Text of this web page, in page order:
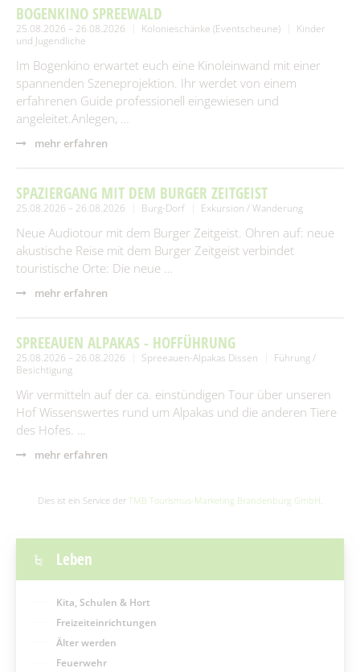
BOGENKINO SPREEWALD
25.08.2026 – 26.08.2026 Kolonieschänke (Eventscheune)
Kinder
und Jugendliche
Im Bogenkino erwartet euch eine Kinoleinwand mit einer
spannenden Szeneprojektion. Ihr werdet von einem
erfahrenen Guide professionell eingewiesen und
angeleitet.Anlegen, …
mehr erfahren
SPAZIERGANG MIT DEM BURGER ZEITGEIST
25.08.2026 – 26.08.2026 Burg-Dorf Exkursion / Wanderung
Neue Audiotour mit dem Burger Zeitgeist. Ohren auf: neue
akustische Reise mit dem Burger Zeitgeist verbindet
touristische Orte: Die neue …
mehr erfahren
SPREEAUEN ALPAKAS - HOFFÜHRUNG
25.08.2026 – 26.08.2026 Spreeauen-Alpakas Dissen
Führung /
Besichtigung
Wir vermitteln auf der ca. einstündigen Tour über unseren
Hof Wissenswertes rund um Alpakas und die anderen Tiere
des Hofes. …
mehr erfahren
Dies ist ein Service der TMB Tourismus-Marketing Brandenburg GmbH.
Leben
Kita, Schulen & Hort
Freizeiteinrichtungen
Älter werden
Feuerwehr